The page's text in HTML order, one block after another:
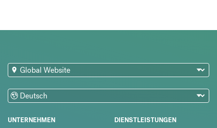
UNTERNEHMEN DIENSTLEISTUNGEN